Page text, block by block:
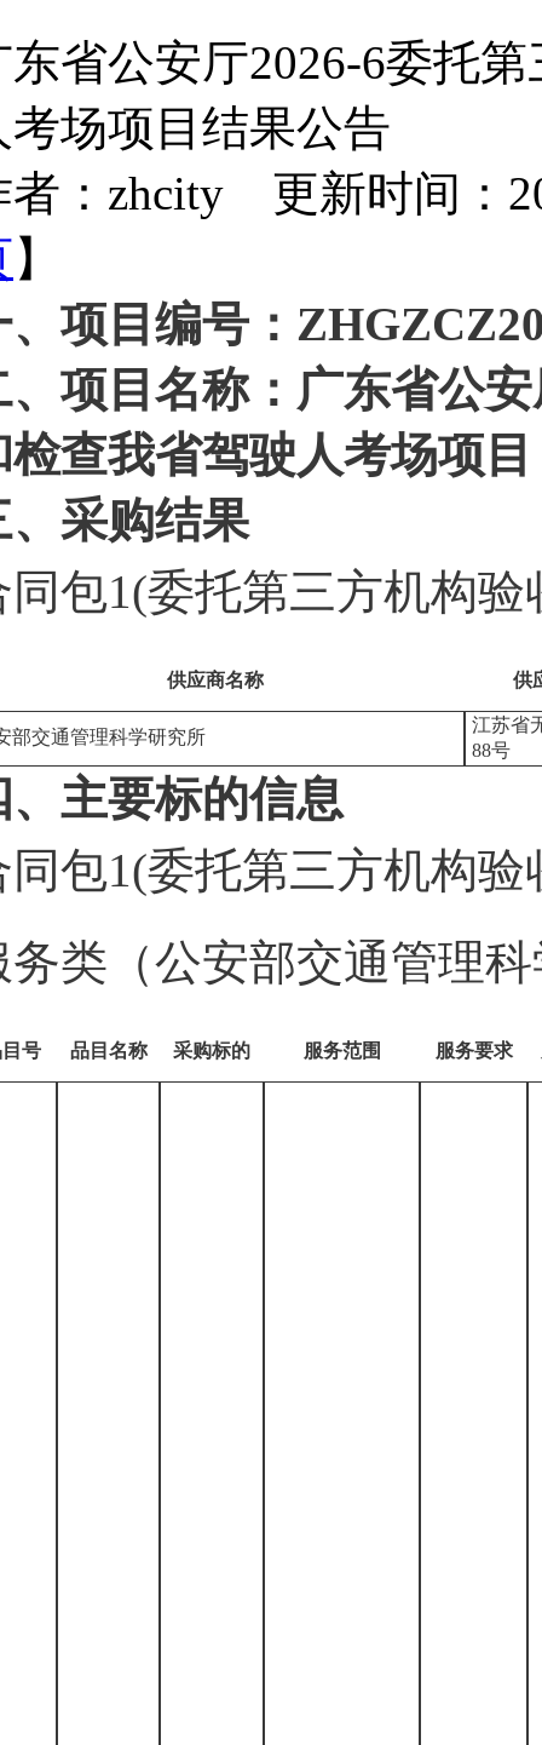
东省公安厅2026-6委托
考场项目结果公告
者：zhcity 更新时间：
】
、项目编号：
、项目名称：广东省公
检查我省驾驶人考场项目
、采购结果
同包1(委托第三方机构
供应商名称 供
部交通管理科学研究所
江苏省
88号
、主要标的信息
同包1(委托第三方机构
务类（公安部交通管理
号 品目名称 采购标的 服务范围 服务要求